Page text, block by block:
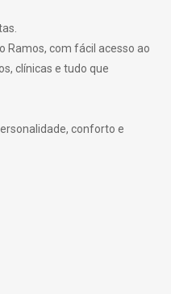
Ramos, com fácil acesso ao
clínicas e tudo que
conforto e